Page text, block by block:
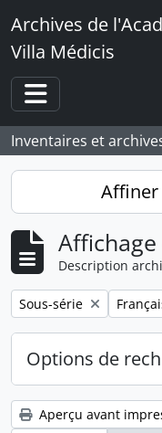
Skip to main content
Archives de
Villa Médicis
Toggle
Inventaires et
Affiner
Description
Remove filter:
Sous-série
Options de
Aperçu avant